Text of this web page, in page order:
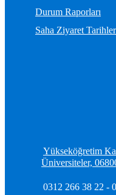
Durum Raporları
Saha Ziyaret
Yükseköğretim
Üniversiteler,
0312 266 38 22 -